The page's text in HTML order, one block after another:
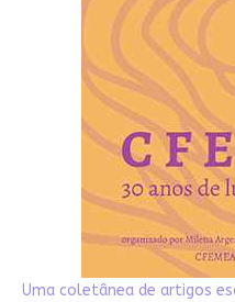
Uma coletânea de artigos